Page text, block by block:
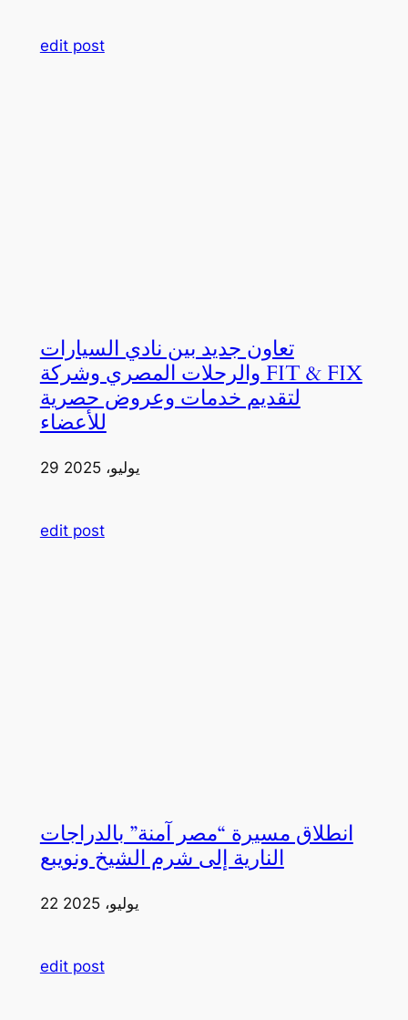
edit post
تعاون جديد بين نادي السيارات
والرحلات المصري وشركة FIT & FIX
لتقديم خدمات وعروض حصرية
للأعضاء
29 يوليو، 2025
edit post
انطلاق مسيرة “مصر آمنة” بالدراجات
النارية إلى شرم الشيخ ونويبع
22 يوليو، 2025
edit post